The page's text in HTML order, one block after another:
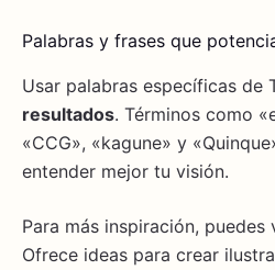
Palabras y frases que
Usar palabras específicas de
resultados. Términos como
«CCG», «kagune» y
entender mejor tu visión.
Para más inspiración, puedes
Ofrece ideas para crear